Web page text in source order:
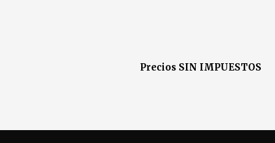
Precios SIN IMPUESTOS